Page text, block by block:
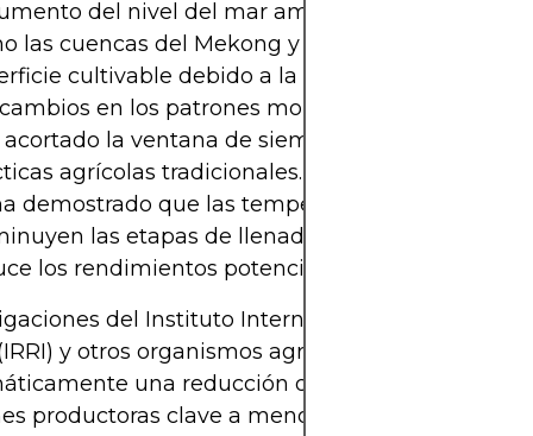
del nivel del mar amenaza regiones del
las cuencas del Mekong y el Ganges,
cultivable debido a la intrusión de
en los patrones monzónicos en el sur de
la ventana de siembra, lo que complica
agrícolas tradicionales.
demostrado que las temperaturas nocturnas
las etapas de llenado del grano de arroz,
los rendimientos potenciales.
del Instituto Internacional de
y otros organismos agronómicos
una reducción de la productividad
productoras clave a menos que se adopten a